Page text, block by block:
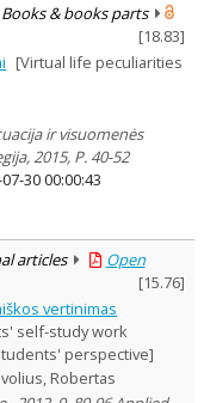
Books & books parts
[18.83]
[Virtual life peculiarities
ir visuomenės
2015, P. 40-52
30 00:00:43
articles
Open
[15.76]
vertinimas
self-study work
perspective]
Robertas